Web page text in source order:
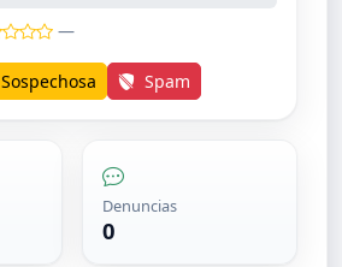
—
Sospechosa Spam
Denuncias
0